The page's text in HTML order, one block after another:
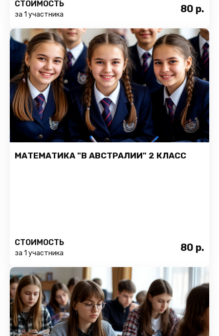
СТОИМОСТЬ
за 1 участника 80 р.
МАТЕМАТИКА "В АВСТРАЛИИ" 2 КЛАСС
СТОИМОСТЬ
за 1 участника 80 р.